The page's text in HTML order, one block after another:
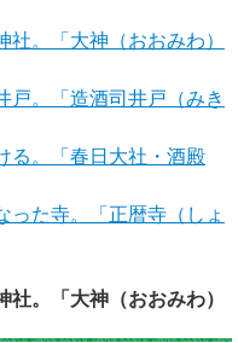
。「大神（おおみわ）
戸。「造酒司井戸（みき
る。「春日大社・酒殿
った寺。「正暦寺（しょ
。「大神（おおみわ）